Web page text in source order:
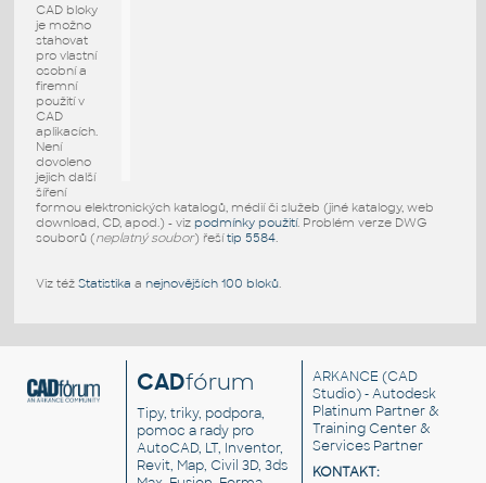
CAD bloky
je možno
stahovat
pro vlastní
osobní a
firemní
použití v
CAD
aplikacích.
Není
dovoleno
jejich další
šíření
formou elektronických katalogů, médií či služeb (jiné katalogy, web
download, CD, apod.) - viz podmínky použití. Problém verze DWG
souborů (neplatný soubor) řešítip 5584.
Viz též Statistika a nejnovějších 100 bloků.
CADfórum
Tipy, triky, podpora,
pomoc a rady pro
AutoCAD, LT, Inventor,
Revit, Map, Civil 3D, 3ds
ARKANCE (CAD
Studio) - Autodesk
Platinum Partner &
Training Center &
Services Partner
KONTAKT: